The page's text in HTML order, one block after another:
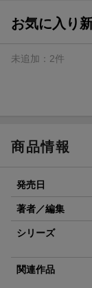
お気に入り
未追加： 2件
商品情報
発売日
著者／編集
シリーズ
関連作品